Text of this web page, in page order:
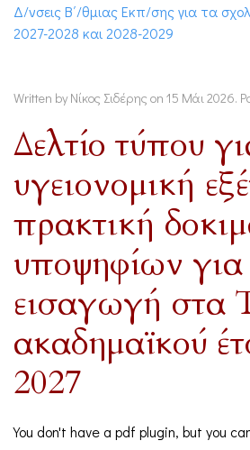
Δ/νσεις Β΄/θμιας Εκπ/σης για τα
2027-2028 και 2028-2029
Written by Νίκος Σιδέρης on 15 Μάι 2026.
Δελτίο τύπου
υγειονομική
πρακτική
υποψηφίων για
εισαγωγή
ακαδημαϊκού
2027
You don't have a pdf plugin, but you